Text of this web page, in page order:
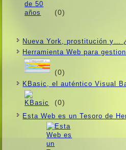
(0)
Nueva York, prostitución y…
Herramienta Web para
(0)
KBasic, el auténtico Visual
(0)
Esta Web es un Tesoro de